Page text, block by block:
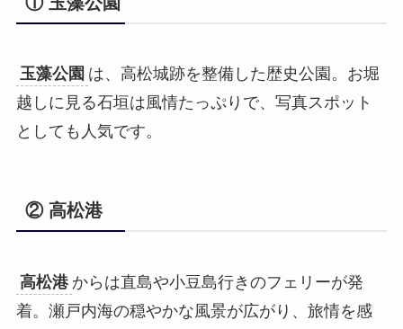
玉藻公園 は、高松城跡を整備した歴史公園。お堀
越しに見る石垣は風情たっぷりで、写真スポット
としても人気です。
② 高松港
高松港 からは直島や小豆島行きのフェリーが発
着。瀬戸内海の穏やかな風景が広がり、旅情を感